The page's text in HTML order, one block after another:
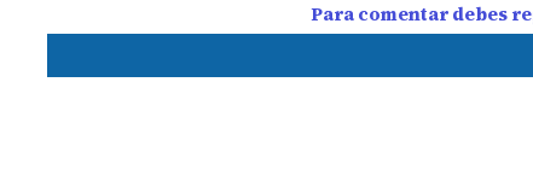
Para comentar debes